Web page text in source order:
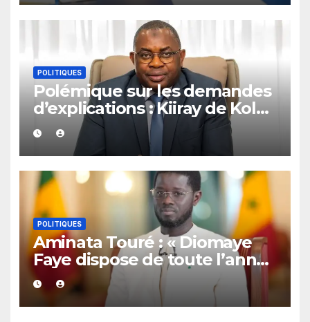
POLITIQUES
Polémique sur les demandes
d’explications : Kiiray de Kolda
apporte son soutien à
Mamadou Lamine Dianté
POLITIQUES
Aminata Touré : « Diomaye
Faye dispose de toute l’année
2027 pour organiser les
élections locales dans la
légalité »